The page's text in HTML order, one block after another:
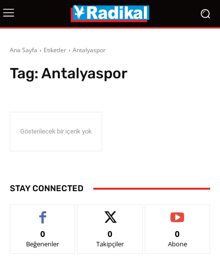
Ana Sayfa Etiketler Antalyaspor
Tag:Antalyaspor
Gösterilecek bir içerik yok
STAY CONNECTED
0
Beğenenler
0
Takipçiler
0
Abone